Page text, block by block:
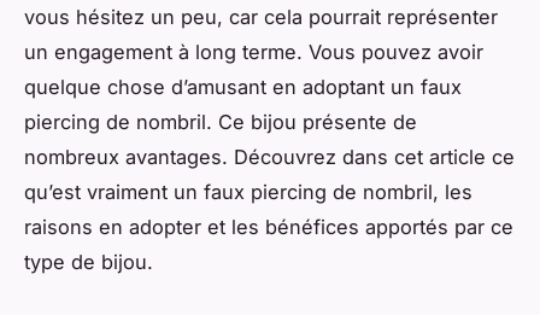
vous hésitez un peu, car cela pourrait représenter
un engagement à long terme. Vous pouvez avoir
quelque chose d’amusant en adoptant un faux
piercing de nombril. Ce bijou présente de
nombreux avantages. Découvrez dans cet article ce
qu’est vraiment un faux piercing de nombril, les
raisons en adopter et les bénéfices apportés par ce
type de bijou.